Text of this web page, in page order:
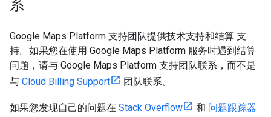
系
Google Maps Platform 支持团队提供技术支持和结算 支
持。如果您在使用 Google Maps Platform 服务时遇到结算
问题，请与 Google Maps Platform 支持团队联系，而不是
与 Cloud Billing Support 团队联系。
如果您发现自己的问题在 Stack Overflow 和 问题跟踪器